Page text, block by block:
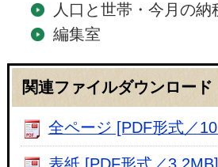
人口と世帯・今月の納
編集室
関連ファイルダウンロード
全ページ [PDF形式／